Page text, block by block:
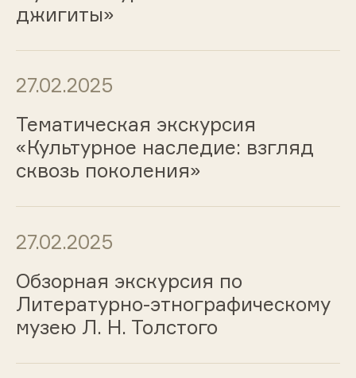
джигиты»
27.02.2025
Тематическая экскурсия
«Культурное наследие: взгляд
сквозь поколения»
27.02.2025
Обзорная экскурсия по
Литературно-этнографическому
музею Л. Н. Толстого